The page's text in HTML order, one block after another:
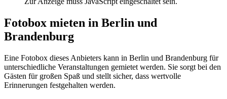
Fotobox mieten in Berlin und
Brandenburg
Eine Fotobox dieses Anbieters kann in Berlin und Brandenburg für
unterschiedliche Veranstaltungen gemietet werden. Sie sorgt bei den
Gästen für großen Spaß und stellt sicher, dass wertvolle
Erinnerungen festgehalten werden.